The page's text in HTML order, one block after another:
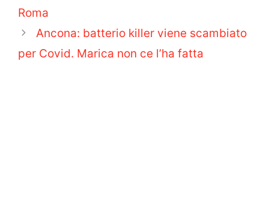
Roma
Ancona: batterio killer viene scambiato
per Covid. Marica non ce l’ha fatta